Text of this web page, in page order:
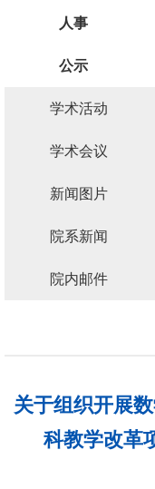
人事
公示
学术活动
学术会议
新闻图片
院系新闻
院内邮件
关于组织开展
科教学改革